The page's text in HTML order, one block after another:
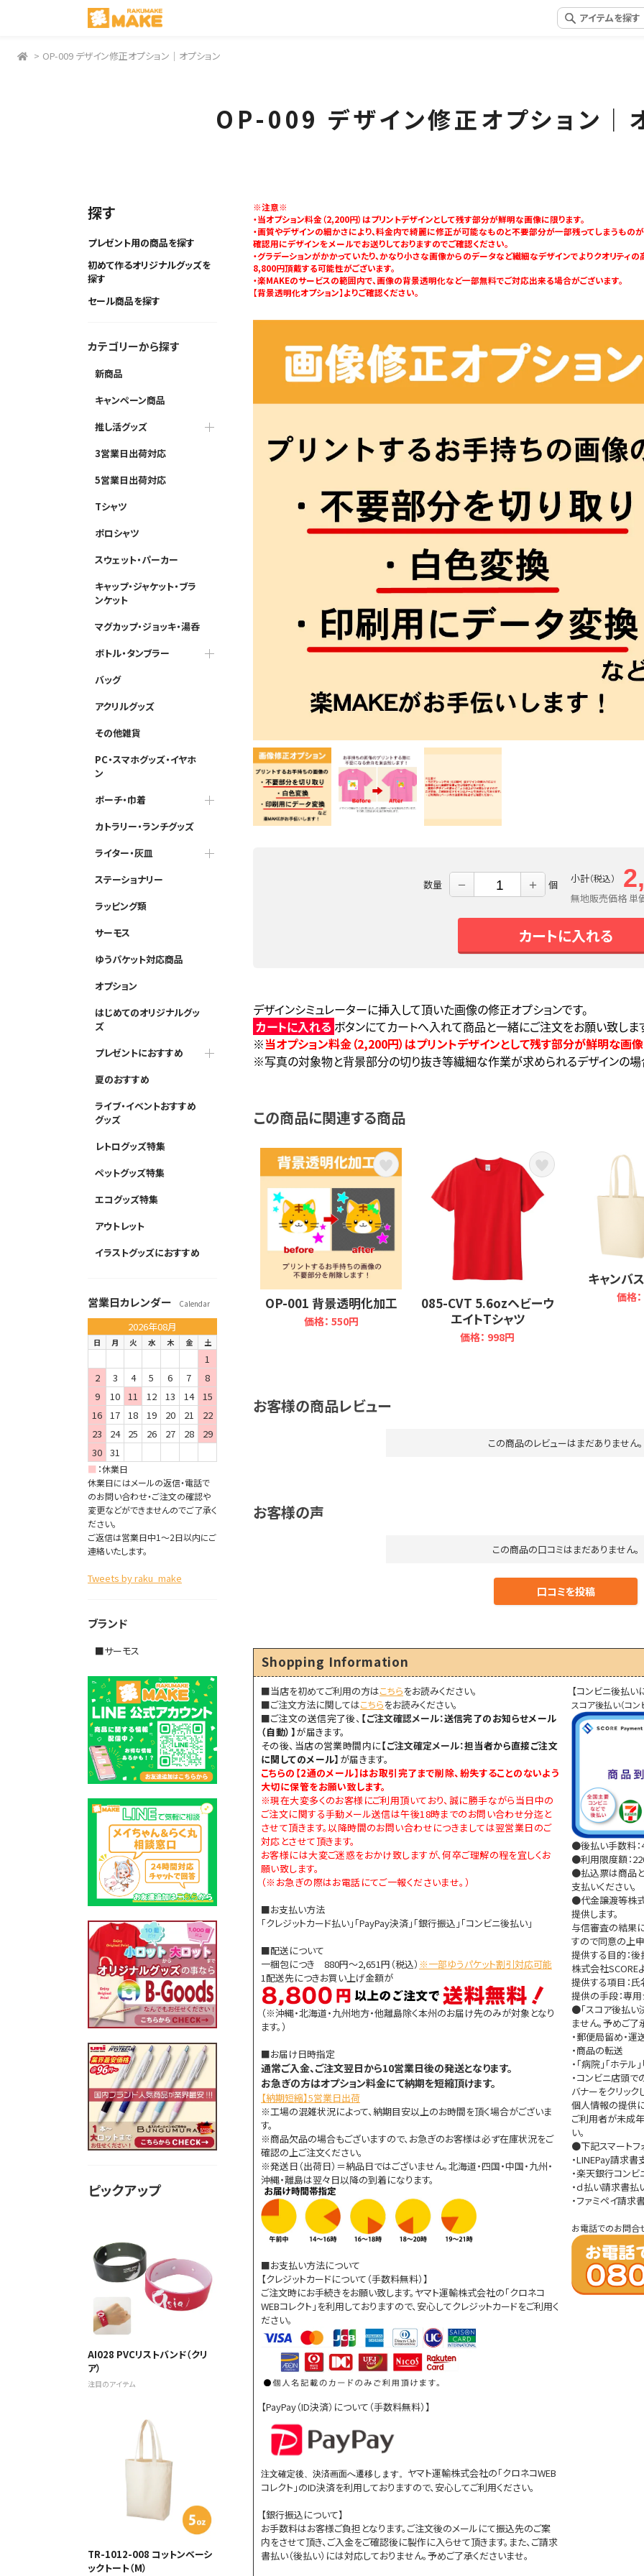
> OP-009 デザイン修正オプション｜オプション
OP-009 デザイン修正オプション｜
探す
プレゼント用の商品を探す
初めて作るオリジナルグッズを
探す
セール商品を探す
カテゴリーから探す
新商品
キャンペーン商品
推し活グッズ
3営業日出荷対応
5営業日出荷対応
Tシャツ
ポロシャツ
スウェット・パーカー
キャップ・ジャケット・ブラ
ンケット
マグカップ・ジョッキ・湯呑
ボトル・タンブラー
バッグ
アクリルグッズ
その他雑貨
PC・スマホグッズ・イヤホ
ン
ポーチ・巾着
カトラリー・ランチグッズ
ライター・灰皿
ステーショナリー
ラッピング類
サーモス
ゆうパケット対応商品
オプション
はじめてのオリジナルグッ
ズ
プレゼントにおすすめ
夏のおすすめ
ライブ・イベントおすすめ
グッズ
レトログッズ特集
ペットグッズ特集
エコグッズ特集
アウトレット
イラストグッズにおすすめ
営業日カレンダー Calendar
2026年08月
日 月 火 水 木 金 土
1
2
3 4 5 6 7
8
9
10 11 12 13 14
15
16 17 18 19 20 21
22
23
24 25 26 27 28
29
30 31
■ ：休業日
休業日にはメールの返信・電話で
のお問い合わせ・ご注文の確認や
変更などができませんのでご了承く
ださい。
ご返信は営業日中1～2日以内にご
連絡いたします。
Tweets by raku_make
ブランド
■サーモス
ピックアップ
AI028 PVCリストバンド（クリ
ア）
注目のアイテム
TR-1012-008 コットンベーシ
ックトート（M）
※注意※
・当オプション料金（2,200円）はプリントデザインとして残す部分が鮮明な画像に限ります。
・画質やデザインの細かさにより、料金内で綺麗に修正が可能なものと不要部分が一部残ってしまうもの
確認用にデザインをメールでお送りしておりますのでご確認ください。
・グラデーションがかかっていたり、かなり小さな画像からのデータなど繊細なデザインでよりクオリテ
8,800円頂戴する可能性がございます。
・楽MAKEのサービスの範囲内で、画像の背景透明化など一部無料でご対応出来る場合がございます。
【背景透明化オプション】よりご確認ください。
数量 － ＋ 個 小計（税込）
無地販売価格 単
カートに入れる
デザインシミュレーターに挿入して頂いた画像の修正オプションです。
カートに入れる ボタンにてカートへ入れて商品と一緒にご注文をお願い致しま
※当オプション料金（2,200円）はプリントデザインとして残す部分が鮮明な画像
※写真の対象物と背景部分の切り抜き等繊細な作業が求められるデザインの場
この商品に関連する商品
OP-001 背景透明化加工
価格： 550円
085-CVT 5.6ozヘビーウ
エイトTシャツ
価格： 998円
キャンバ
価格：
お客様の商品レビュー
この商品のレビューはまだありません。
お客様の声
この商品の口コミはまだありません。
Shopping Information
■当店を初めてご利用の方はこちらをお読みください。
■ご注文方法に関してはこちらをお読みください。
■ご注文の送信完了後、 【ご注文確認メール：送信完了のお知らせメール
（自動）】が届きます。
その後、当店の営業時間内に【ご注文確定メール：担当者から直接ご注文
に関してのメール】 が届きます。
こちらの【2通のメール】はお取引完了まで削除、紛失することのないよう
大切に保管をお願い致します。
※現在大変多くのお客様にご利用頂いており、誠に勝手ながら当日中の
ご注文に関する手動メール送信は午後18時までのお問い合わせ分迄と
させて頂きます。以降時間のお問い合わせにつきましては翌営業日のご
対応とさせて頂きます。
お客様には大変ご迷惑をおかけ致しますが、何卒ご理解の程を宜しくお
願い致します。
（※お急ぎの際はお電話にてご一報くださいませ。）
■お支払い方法
「クレジットカード払い」「PayPay決済」「銀行振込」「コンビニ後払い」
■配送について
一梱包につき 880円～2,651円（税込） ※一部ゆうパケット割引対応可能
1配送先につきお買い上げ金額が
（※沖縄・北海道・九州地方・他離島除く本州のお届け先のみが対象となり
ます。）
■お届け日時指定
通常ご入金、ご注文翌日から10営業日後の発送となります。
お急ぎの方はオプション料金にて納期を短縮頂けます。
【納期短縮】5営業日出荷
※工場の混雑状況によって、納期目安以上のお時間を頂く場合がございま
す。
※商品欠品の場合もございますので、お急ぎのお客様は必ず在庫状況をご
確認の上ご注文ください。
※発送日（出荷日）＝納品日ではございません。北海道・四国・中国・九州・
沖縄・離島は翌々日以降の到着になります。
■お支払い方法について
【クレジットカードについて（手数料無料）】
ご注文時にお手続きをお願い致します。ヤマト運輸株式会社の「クロネコ
WEBコレクト」を利用しておりますので、安心してクレジットカードをご利用く
ださい。
【PayPay（ID決済）について（手数料無料）】
注文確定後、決済画面へ遷移します。 ヤマト運輸株式会社の「クロネコWEB
コレクト」のID決済を利用しておりますので、安心してご利用ください。
【銀行振込について】
お手数料はお客様ご負担となります。ご注文後のメールにて振込先のご案
内をさせて頂き、ご入金をご確認後に製作に入らせて頂きます。また、ご請求
書払い（後払い）には対応しておりません。予めご了承くださいませ。
【コンビニ後払い
スコア後払い（コン
●後払い手数料：
●利用限度額：
●払込票は商品と
支払いください。
●代金譲渡等株
提供します。
与信審査の結果
すので同意の上
提供する目的：
株式会社SCORE
提供する項目：氏
提供の手段：専
●「スコア後払い
ません。予めご了
・郵便局留め・
・商品の転送
・「病院」「ホテ
・コンビニ店頭
バナーをクリック
個人情報の提供
ご利用者が未成
い。
●下記スマートフ
・LINEPay請求書
・楽天銀行コン
・ｄ払い請求書払
・ファミペイ請求
お電話でのお問合